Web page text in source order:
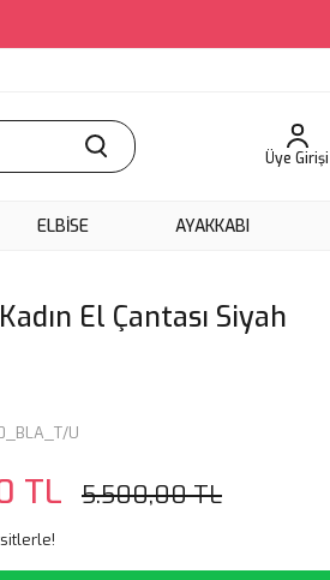
Üye Girişi
ELBİSE AYAKKABI
El Çantası Siyah
U
TL 5.500,00 TL